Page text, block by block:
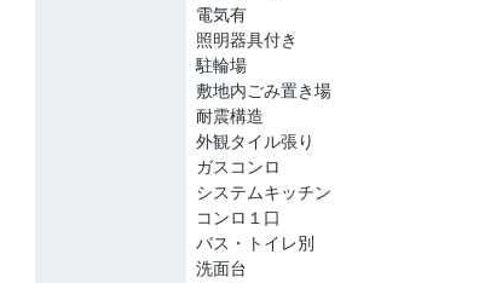
電気有
照明器具付き
駐輪場
敷地内ごみ置き場
耐震構造
外観タイル張り
ガスコンロ
システムキッチン
コンロ１口
バス・トイレ別
洗面台